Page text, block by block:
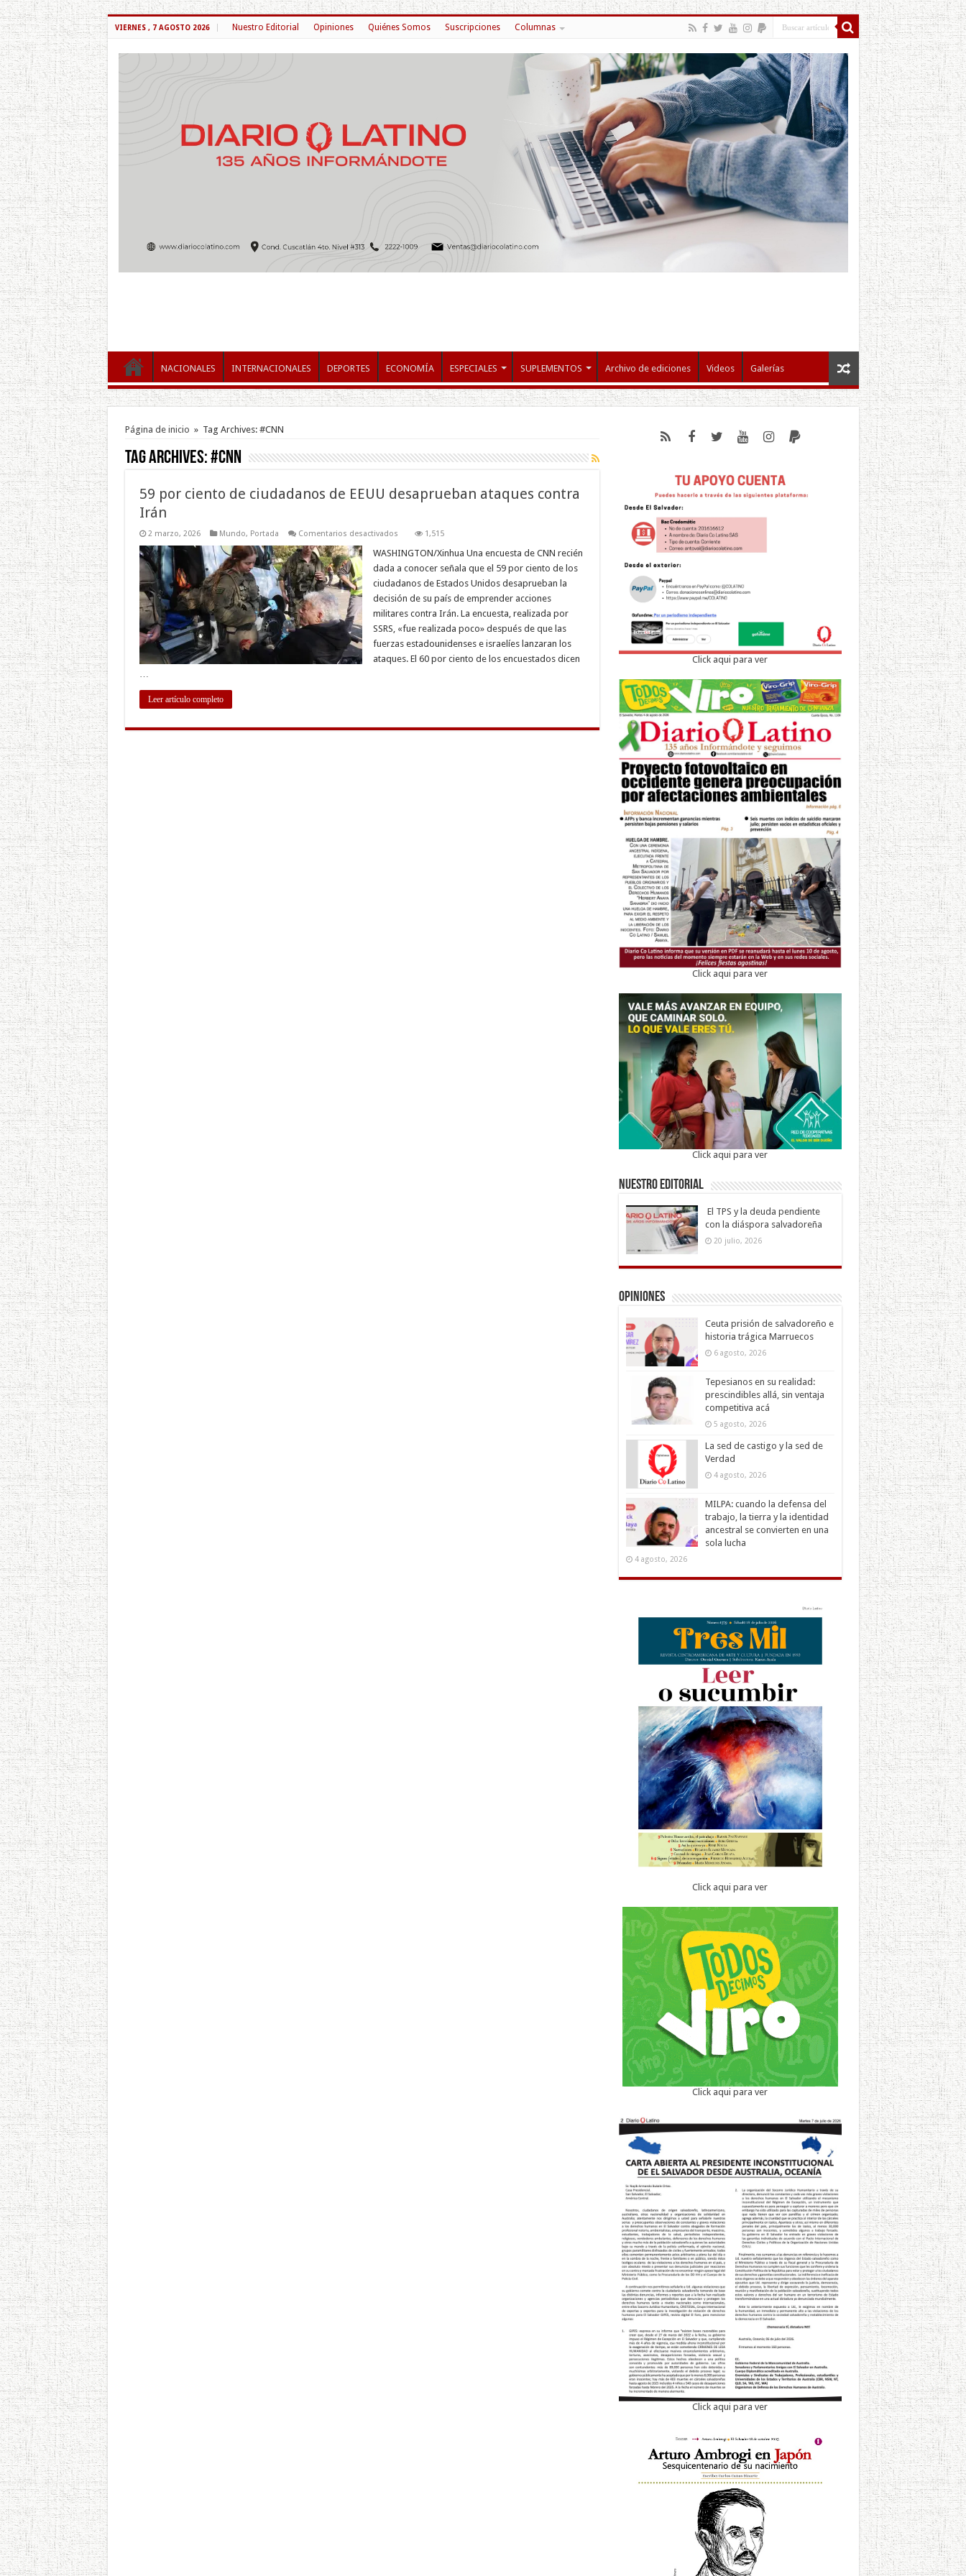
VIERNES , 7 AGOSTO 2026 Nuestro Editorial Opiniones Quiénes Somos Suscripciones Columnas
NACIONALES INTERNACIONALES DEPORTES ECONOMÍA ESPECIALES SUPLEMENTOS Archivo de ediciones Videos Galerías
Página de inicio » Tag Archives: #CNN
Tag Archives:#CNN
59 por ciento de ciudadanos de EEUU desaprueban ataques contra
Irán
2 marzo, 2026 Mundo, Portada Comentarios desactivadosen
por
de
ciudadanos
de
EEUU
ataques
contra
1,515
WASHINGTON/Xinhua Una encuesta de CNN recién
dada a conocer señala que el 59 por ciento de los
ciudadanos de Estados Unidos desaprueban la
decisión de su país de emprender acciones
militares contra Irán. La encuesta, realizada por
SSRS, «fue realizada poco» después de que las
fuerzas estadounidenses e israelíes lanzaran los
ataques. El 60 por ciento de los encuestados dicen
Leer artículo completo
Click aqui para ver
Click aqui para ver
Click aqui para ver
Nuestro Editorial
El TPS y la deuda pendiente
con la diáspora salvadoreña
20 julio, 2026
Opiniones
Ceuta prisión de salvadoreño e
historia trágica Marruecos
6 agosto, 2026
Tepesianos en su realidad:
prescindibles allá, sin ventaja
competitiva acá
5 agosto, 2026
La sed de castigo y la sed de
Verdad
4 agosto, 2026
MILPA: cuando la defensa del
trabajo, la tierra y la identidad
ancestral se convierten en una
sola lucha
4 agosto, 2026
Click aqui para ver
Click aqui para ver
Click aqui para ver